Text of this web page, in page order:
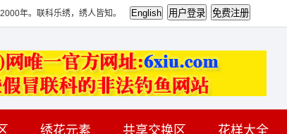
年。联科乐绣，绣人皆知。
绣花元素 共享交换区 花样大全